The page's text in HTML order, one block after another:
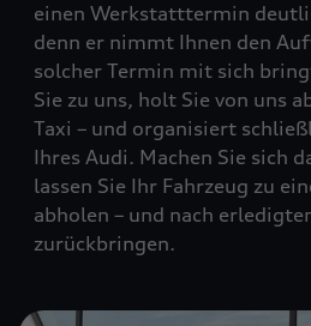
einen Werkstatttermin
denn er nimmt Ihnen den
solcher Termin mit sich
Sie zu uns, holt Sie von uns
Taxi – und organisiert
Ihres Audi. Machen Sie sich
lassen Sie Ihr Fahrzeug zu
abholen – und nach
zurückbringen.